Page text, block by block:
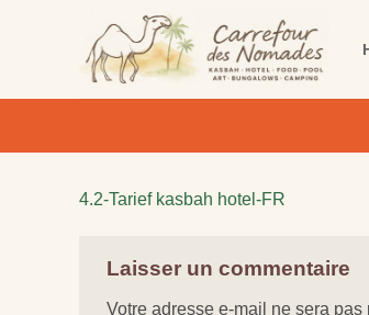
4.2-Tarief kasbah hotel-FR
Laisser un commentaire
Votre adresse e-mail ne sera pas